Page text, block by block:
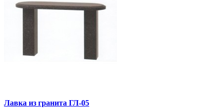
Лавка из гранита ГЛ-05